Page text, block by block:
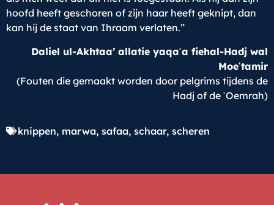
hoofd heeft geschoren of zijn haar heeft geknipt, dan
kan hij de staat van Ihraam verlaten.”
Daliel ul-Akhtaa’ allatie yaqaʿa fiehal-Hadj wal
Moeʿtamir
(Fouten die gemaakt worden door pelgrims tijdens de
Hadj of de ʿOemrah)
knippen, marwa, safaa, schaar, scheren